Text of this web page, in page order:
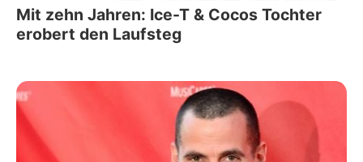
Mit zehn Jahren: Ice-T & Cocos Tochter
erobert den Laufsteg